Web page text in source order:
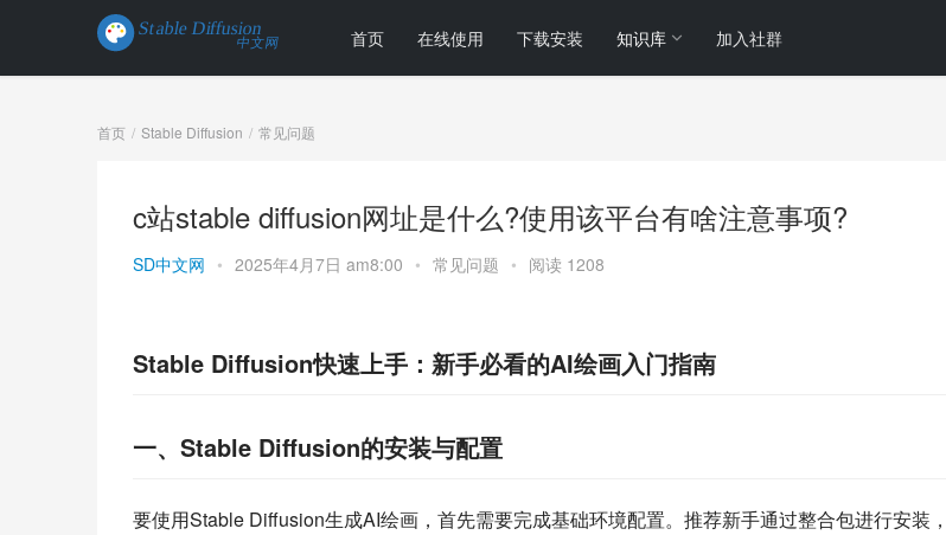
首页 在线使用 下载安装 知识库 加入社群
首页 Stable Diffusion 常见问题
c站stable diffusion网址是什么?使用该平台有啥注意事项?
SD中文网 • 2025年4月7日 am8:00 • 常见问题 • 阅读 1208
Stable Diffusion快速上手：新手必看的AI绘画入门指南
一、Stable Diffusion的安装与配置
要使用Stable Diffusion生成AI绘画，首先需要完成基础环境配置。推荐新手通过整合包进行安装